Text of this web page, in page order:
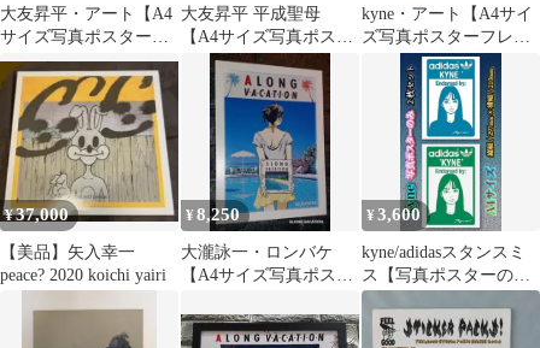
大友昇平・アート【A4
サイズ写真ポスターフ
レーム付き②点セッ
ト】ポスター
大友昇平 平成聖母
【A4サイズ写真ポスタ
ーフレーム付き２点セ
ット
kyne・アート【A4サイ
ズ写真ポスターフレー
ム付き４点セット】ポ
スター
¥37,000
【美品】矢入幸一
peace? 2020 koichi yairi
¥8,250
大瀧詠一・ロンバケ
【A4サイズ写真ポスタ
ット】ポスター
¥3,600
kyne/adidasスタンスミ
ス【写真ポスターのみ
２枚セット】※フレー
ム無し